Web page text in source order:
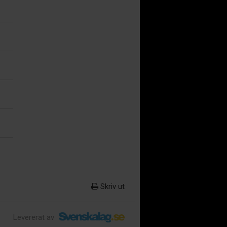
Skriv ut
Levererat av